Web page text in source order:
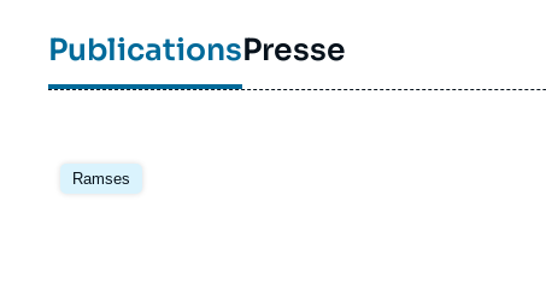
PublicationsPresse
Ramses
Image
principale